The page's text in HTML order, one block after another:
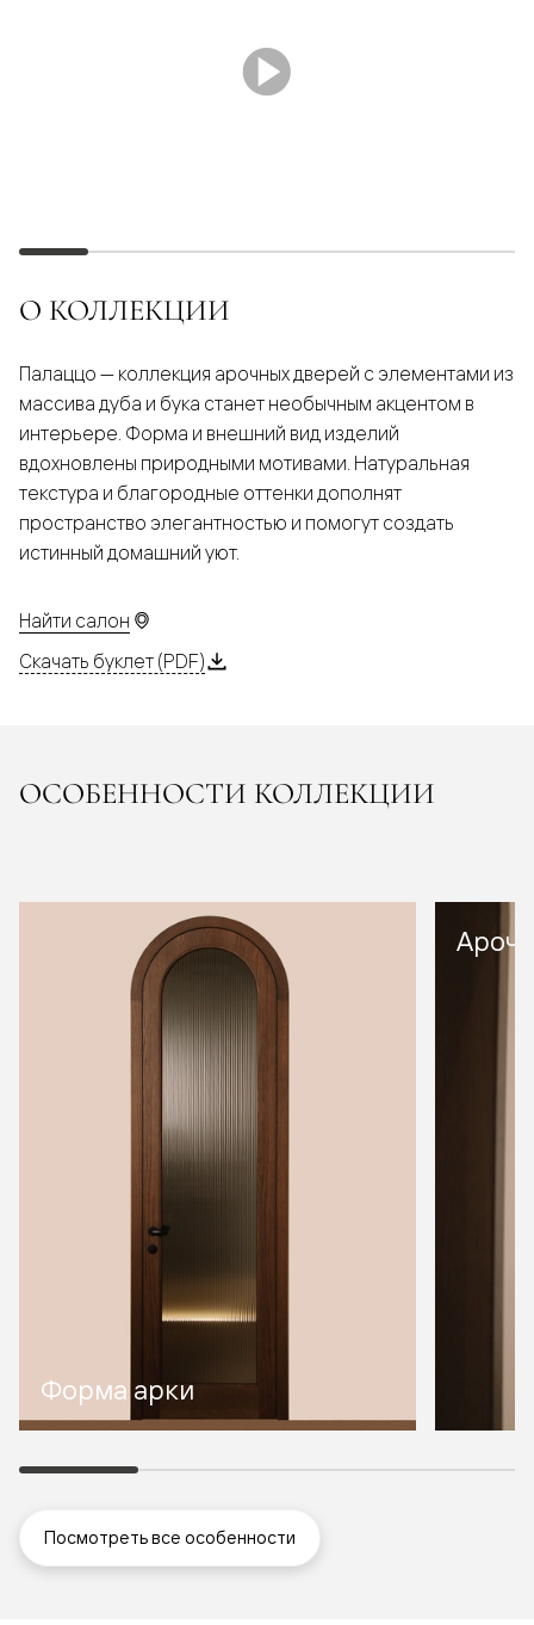
О КОЛЛЕКЦИИ
Палаццо — коллекция арочных дверей с элементами из
массива дуба и бука станет необычным акцентом в
интерьере. Форма и внешний вид изделий
вдохновлены природными мотивами. Натуральная
текстура и благородные оттенки дополнят
пространство элегантностью и помогут создать
истинный домашний уют.
Найти салон
Скачать буклет (PDF)
ОСОБЕННОСТИ КОЛЛЕКЦИИ
Форма арки
Посмотреть все особенности